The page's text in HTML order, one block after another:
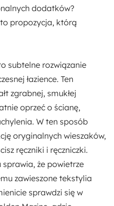
dodatków?
propozycja, którą
subtelne rozwiązanie
łazience. Ten
zgrabnej, smukłej
oprzeć o ścianę,
W ten sposób
oryginalnych wieszaków,
ręczniki i ręczniczki.
że powietrze
zawieszone tekstylia
sprawdzi się w